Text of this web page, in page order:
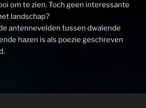
om te zien. Toch geen interessante
landschap?
antennevelden tussen dwalende
hazen is als poezie geschreven